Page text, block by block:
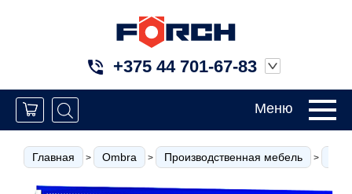
+375 44 701-67-83
Меню
Главная > Ombra > Производственная мебель >